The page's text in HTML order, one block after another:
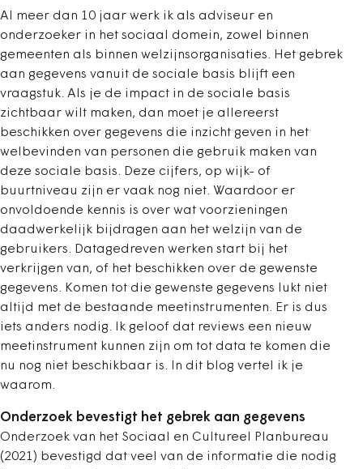
Al meer dan 10 jaar werk ik als adviseur en
onderzoeker in het sociaal domein, zowel binnen
gemeenten als binnen welzijnsorganisaties. Het gebrek
aan gegevens vanuit de sociale basis blijft een
vraagstuk. Als je de impact in de sociale basis
zichtbaar wilt maken, dan moet je allereerst
beschikken over gegevens die inzicht geven in het
welbevinden van personen die gebruik maken van
deze sociale basis. Deze cijfers, op wijk- of
buurtniveau zijn er vaak nog niet. Waardoor er
onvoldoende kennis is over wat voorzieningen
daadwerkelijk bijdragen aan het welzijn van de
gebruikers. Datagedreven werken start bij het
verkrijgen van, of het beschikken over de gewenste
gegevens. Komen tot die gewenste gegevens lukt niet
altijd met de bestaande meetinstrumenten. Er is dus
iets anders nodig. Ik geloof dat reviews een nieuw
meetinstrument kunnen zijn om tot data te komen die
nu nog niet beschikbaar is. In dit blog vertel ik je
waarom.
Onderzoek bevestigt het gebrek aan gegevens
Onderzoek van het Sociaal en Cultureel Planbureau
(2021) bevestigd dat veel van de informatie die nodig